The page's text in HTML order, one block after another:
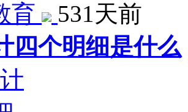
育
531天前
四个明细是什么